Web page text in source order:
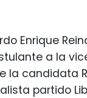
Enrique
a la
la candidata
partido